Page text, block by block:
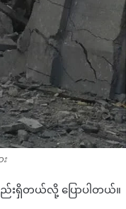
းရှိတယ်လို့ ပြောပါတယ်။